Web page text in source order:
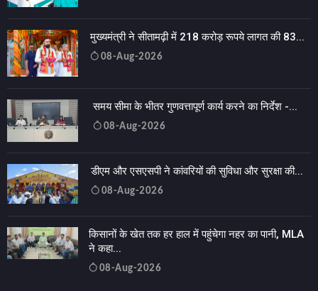
मुख्यमंत्री ने सीतामढ़ी में 218 करोड़ रूपये लागत की 83...
08-Aug-2026
समय सीमा के भीतर गुणवत्तापूर्ण कार्य करने का निर्देश -...
08-Aug-2026
डीएम और एसएसपी ने कांवरियों की सुविधा और सुरक्षा की...
08-Aug-2026
किसानों के खेत तक हर हाल में पहुंचेगा नहर का पानी, MLA
ने कहा...
08-Aug-2026